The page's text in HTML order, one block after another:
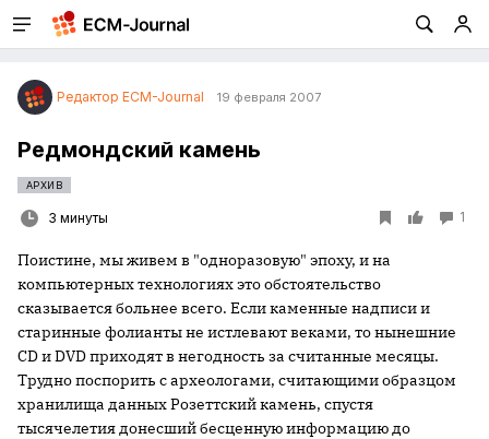
Редактор ECM-Journal 19 февраля 2007
Редмондский камень
АРХИВ
3 минуты 1
Поистине, мы живем в "одноразовую" эпоху, и на
компьютерных технологиях это обстоятельство
сказывается больнее всего. Если каменные надписи и
старинные фолианты не истлевают веками, то нынешние
CD и DVD приходят в негодность за считанные месяцы.
Трудно поспорить с археологами, считающими образцом
хранилища данных Розеттский камень, спустя
тысячелетия донесший бесценную информацию до